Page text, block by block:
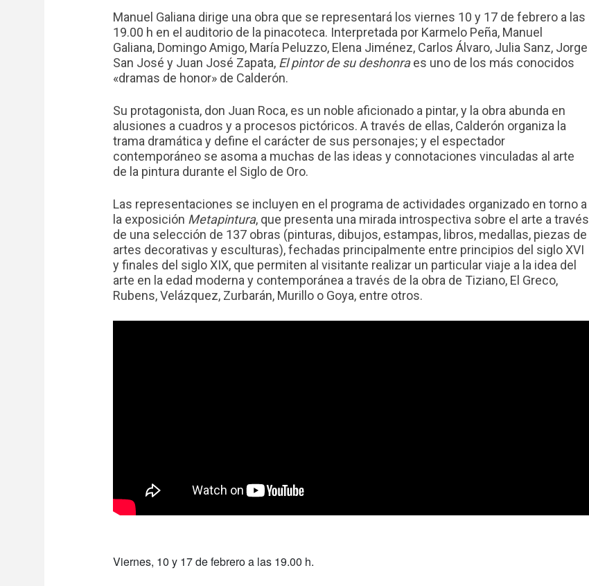
Manuel Galiana dirige una obra que se representará los viernes 10 y 17 de febrero a las
19.00 h en el auditorio de la pinacoteca. Interpretada por Karmelo Peña, Manuel
Galiana, Domingo Amigo, María Peluzzo, Elena Jiménez, Carlos Álvaro, Julia Sanz, Jorge
San José y Juan José Zapata, El pintor de su deshonraes uno de los más conocidos
«dramas de honor» de Calderón.
Su protagonista, don Juan Roca, es un noble aficionado a pintar, y la obra abunda en
alusiones a cuadros y a procesos pictóricos. A través de ellas, Calderón organiza la
trama dramática y define el carácter de sus personajes; y el espectador
contemporáneo se asoma a muchas de las ideas y connotaciones vinculadas al arte
de la pintura durante el Siglo de Oro.
Las representaciones se incluyen en el programa de actividades organizado en torno a
la exposición Metapintura, que presenta una mirada introspectiva sobre el arte a través
de una selección de 137 obras (pinturas, dibujos, estampas, libros, medallas, piezas de
artes decorativas y esculturas), fechadas principalmente entre principios del siglo XVI
y finales del siglo XIX, que permiten al visitante realizar un particular viaje a la idea del
arte en la edad moderna y contemporánea a través de la obra de Tiziano, El Greco,
Rubens, Velázquez, Zurbarán, Murillo o Goya, entre otros.
Viernes, 10 y 17 de febrero a las 19.00 h.